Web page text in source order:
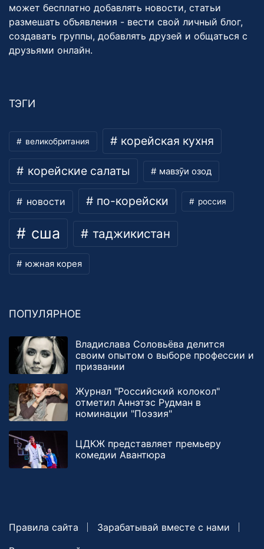
может бесплатно добавлять новости, статьи
размешать объявления - вести свой личный блог,
создавать группы, добавлять друзей и общаться с
друзьями онлайн.
ТЭГИ
великобритания корейская кухня
корейские салаты мавзӯи озод
новости по-корейски россия
сша таджикистан
южная корея
ПОПУЛЯРНОЕ
Владислава Соловьёва делится
своим опытом о выборе профессии и
призвании
Журнал "Российский колокол"
отметил Аннэтэс Рудман в
номинации "Поэзия"
ЦДКЖ представляет премьеру
комедии Авантюра
Правила сайта
Зарабатывай вместе с нами